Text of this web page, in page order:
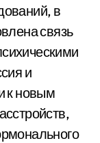
в
связь
и
к новым